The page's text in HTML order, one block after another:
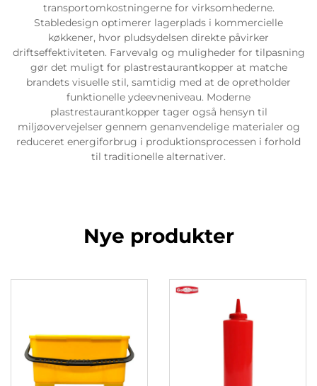
transportomkostningerne for virksomhederne.
Stabledesign optimerer lagerplads i kommercielle
køkkener, hvor pludsydelsen direkte påvirker
driftseffektiviteten. Farvevalg og muligheder for tilpasning
gør det muligt for plastrestaurantkopper at matche
brandets visuelle stil, samtidig med at de opretholder
funktionelle ydeevneniveau. Moderne
plastrestaurantkopper tager også hensyn til
miljøovervejelser gennem genanvendelige materialer og
reduceret energiforbrug i produktionsprocessen i forhold
til traditionelle alternativer.
Nye produkter